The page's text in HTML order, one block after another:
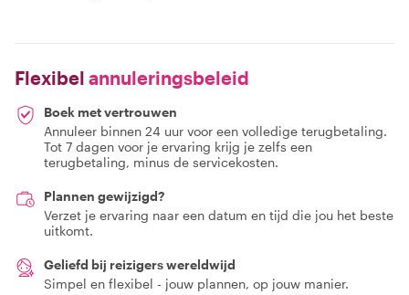
Flexibel annuleringsbeleid
Boek met vertrouwen
Annuleer binnen 24 uur voor een volledige terugbetaling.
Tot 7 dagen voor je ervaring krijg je zelfs een
terugbetaling, minus de servicekosten.
Plannen gewijzigd?
Verzet je ervaring naar een datum en tijd die jou het beste
uitkomt.
Geliefd bij reizigers wereldwijd
Simpel en flexibel - jouw plannen, op jouw manier.